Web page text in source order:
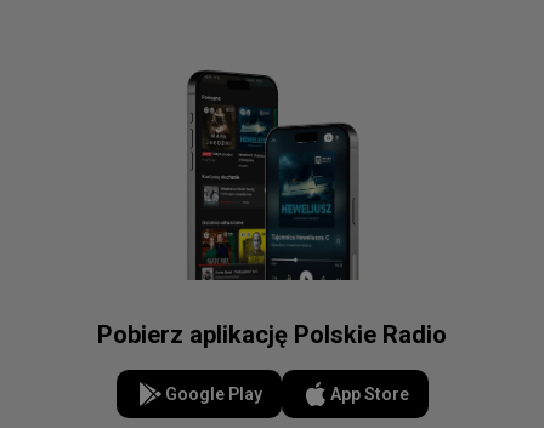
Pobierz aplikację Polskie Radio
Google Play App Store